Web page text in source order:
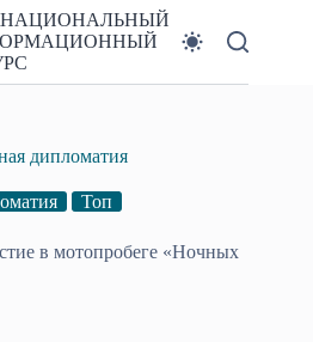
дипломатия
Топ
в мотопробеге «Ночных